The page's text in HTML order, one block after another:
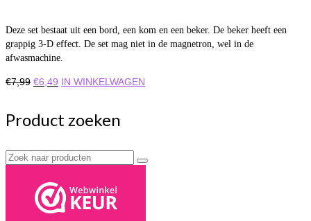
Deze set bestaat uit een bord, een kom en een beker. De beker heeft een
grappig 3-D effect. De set mag niet in de magnetron, wel in de
afwasmachine.
€7,99 Oorspronkelijke
€7,99.
€6,49 Huidige
€6,49.
IN WINKELWAGEN
Product zoeken
Zoek